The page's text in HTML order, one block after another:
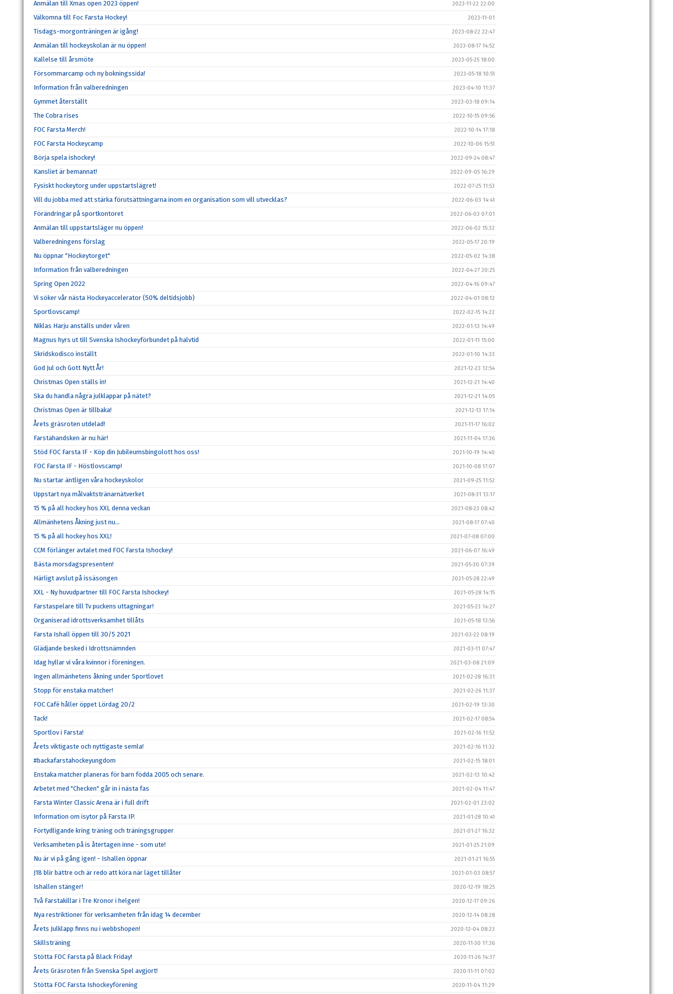
Anmälan till Xmas open 2023 öppen! 2023-11-22 22:00
Välkomna till Foc Farsta Hockey! 2023-11-01
Tisdags-morgonträningen är igång! 2023-08-22 22:47
Anmälan till hockeyskolan är nu öppen! 2023-08-17 14:52
Kallelse till årsmöte 2023-05-25 18:00
Försommarcamp och ny bokningssida! 2023-05-18 10:51
Information från valberedningen 2023-04-10 11:37
Gymmet återställt 2023-03-18 09:14
The Cobra rises 2022-10-15 09:56
FOC Farsta Merch! 2022-10-14 17:18
FOC Farsta Hockeycamp 2022-10-06 15:51
Börja spela ishockey! 2022-09-24 08:47
Kansliet är bemannat! 2022-09-05 16:29
Fysiskt hockeytorg under uppstartslägret! 2022-07-25 11:53
Vill du jobba med att stärka förutsättningarna inom en organisation som vill utvecklas? 2022-06-03 14:41
Förändringar på sportkontoret 2022-06-03 07:01
Anmälan till uppstartsläger nu öppen! 2022-06-02 15:32
Valberedningens förslag 2022-05-17 20:19
Nu öppnar "Hockeytorget" 2022-05-02 14:38
Information från valberedningen 2022-04-27 20:25
Spring Open 2022 2022-04-16 09:47
Vi söker vår nästa Hockeyaccelerator (50% deltidsjobb) 2022-04-01 08:12
Sportlovscamp! 2022-02-15 14:22
Niklas Harju anställs under våren 2022-01-13 14:49
Magnus hyrs ut till Svenska Ishockeyförbundet på halvtid 2022-01-11 15:00
Skridskodisco inställt 2022-01-10 14:33
God Jul och Gott Nytt År! 2021-12-23 12:54
Christmas Open ställs in! 2021-12-21 14:40
Ska du handla några julklappar på nätet? 2021-12-21 14:05
Christmas Open är tillbaka! 2021-12-13 17:14
Årets gräsroten utdelad! 2021-11-17 16:02
Farstahandsken är nu här! 2021-11-04 17:36
Stöd FOC Farsta IF - Köp din Jubileumsbingolott hos oss! 2021-10-19 14:40
FOC Farsta IF - Höstlovscamp! 2021-10-08 17:07
Nu startar äntligen våra hockeyskolor 2021-09-25 11:52
Uppstart nya målvaktstränarnätverket 2021-08-31 13:17
15 % på all hockey hos XXL denna veckan 2021-08-23 08:42
Allmänhetens Åkning just nu... 2021-08-17 07:40
15 % på all hockey hos XXL! 2021-07-08 07:00
CCM förlänger avtalet med FOC Farsta Ishockey! 2021-06-07 16:49
Bästa morsdagspresenten! 2021-05-30 07:39
Härligt avslut på issäsongen 2021-05-28 22:49
XXL - Ny huvudpartner till FOC Farsta Ishockey! 2021-05-28 14:15
Farstaspelare till Tv puckens uttagningar! 2021-05-23 14:27
Organiserad idrottsverksamhet tillåts 2021-05-18 13:56
Farsta Ishall öppen till 30/5 2021 2021-03-22 08:19
Glädjande besked i Idrottsnämnden 2021-03-11 07:47
Idag hyllar vi våra kvinnor i föreningen. 2021-03-08 21:09
Ingen allmänhetens åkning under Sportlovet 2021-02-28 16:31
Stopp för enstaka matcher! 2021-02-26 11:37
FOC Café håller öppet Lördag 20/2 2021-02-19 13:30
Tack! 2021-02-17 08:54
Sportlov i Farsta! 2021-02-16 11:52
Årets viktigaste och nyttigaste semla! 2021-02-16 11:32
#backafarstahockeyungdom 2021-02-15 18:01
Enstaka matcher planeras för barn födda 2005 och senare. 2021-02-13 10:42
Arbetet med "Checken" går in i nästa fas 2021-02-04 11:47
Farsta Winter Classic Arena är i full drift 2021-02-01 23:02
Information om isytor på Farsta IP. 2021-01-28 10:41
Förtydligande kring träning och träningsgrupper 2021-01-27 16:32
Verksamheten på is återtagen inne - som ute! 2021-01-25 21:09
Nu är vi på gång igen! - Ishallen öppnar 2021-01-21 16:55
J18 blir bättre och är redo att köra när läget tillåter 2021-01-03 08:57
Ishallen stänger! 2020-12-19 18:25
Två Farstakillar i Tre Kronor i helgen! 2020-12-17 09:26
Nya restriktioner för verksamheten från idag 14 december 2020-12-14 08:28
Årets Julklapp finns nu i webbshopen! 2020-12-04 08:23
Skillsträning 2020-11-30 17:36
Stötta FOC Farsta på Black Friday! 2020-11-26 14:37
Årets Gräsroten från Svenska Spel avgjort! 2020-11-11 07:02
Stötta FOC Farsta Ishockeyförening 2020-11-04 11:29